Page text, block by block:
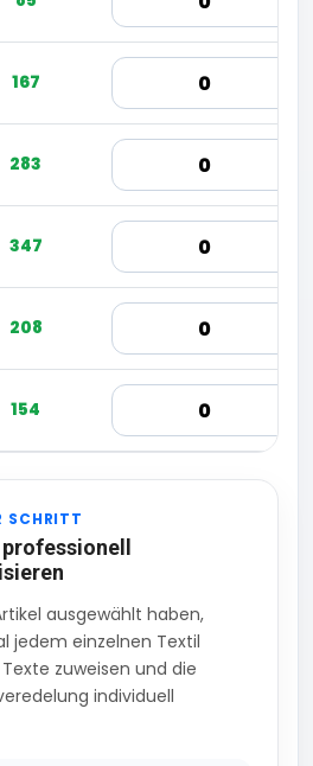
167
283
347
208
154
SCHRITT
ausgewählt haben,
jedem einzelnen Textil
zuweisen und die
individuell